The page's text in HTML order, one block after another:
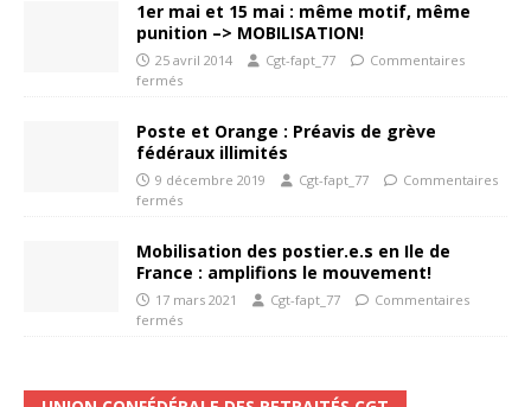
1er mai et 15 mai : même motif, même
punition –> MOBILISATION!
25 avril 2014 Cgt-fapt_77
Commentaires
fermés
Poste et Orange : Préavis de grève
fédéraux illimités
9 décembre 2019 Cgt-fapt_77
Commentaires
fermés
Mobilisation des postier.e.s en Ile de
France : amplifions le mouvement!
17 mars 2021 Cgt-fapt_77
Commentaires
fermés